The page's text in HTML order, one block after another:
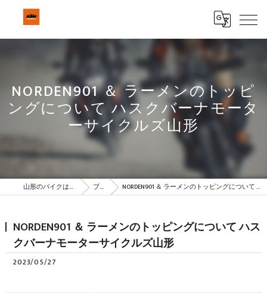
NORDEN901 ＆ ラーメンのトッピ
ングについて ハスクバーナモータ
ーサイクルズ山形
山形のバイクはBeSTAR株式会社 ブログ NORDEN901 ＆ ラーメンのトッピングについて ハスクバーナモーターサイクルズ山形
NORDEN901 ＆ ラーメンのトッピングについて ハス
クバーナモーターサイクルズ山形
2023/05/27